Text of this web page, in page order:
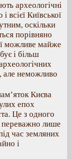
археологічні
всієї Київської
оскільки
порівняно
можливе майже
і більш
але неможливо
Києва
епох
Це з одного
лише
час земляних
і